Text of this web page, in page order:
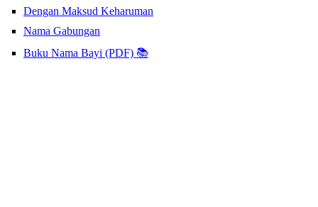
Dengan Maksud Keharuman
Nama Gabungan
Buku Nama Bayi (PDF) 📚